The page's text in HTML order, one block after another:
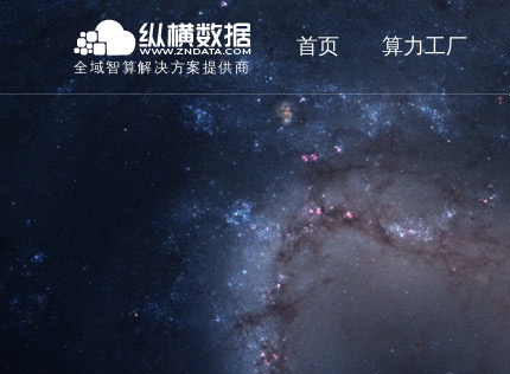
全域智算解决方案提供商
首页 算力工厂